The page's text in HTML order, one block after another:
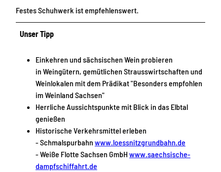
Festes Schuhwerk ist empfehlenswert.
Unser Tipp
Einkehren und sächsischen Wein probieren
in Weingütern, gemütlichen Strausswirtschaften und
Weinlokalen mit dem Prädikat "Besonders empfohlen
im Weinland Sachsen"
Herrliche Aussichtspunkte mit Blick in das Elbtal
genießen
Historische Verkehrsmittel erleben
- Schmalspurbahn www.loessnitzgrundbahn.de
- Weiße Flotte Sachsen GmbH www.saechsische-
dampfschiffahrt.de